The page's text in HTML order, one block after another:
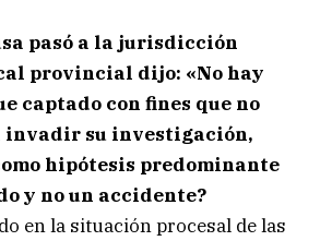
pasó a la jurisdicción
provincial dijo: «No hay
captado con fines que no
invadir su investigación,
hipótesis predominante
y no un accidente?
en la situación procesal de las